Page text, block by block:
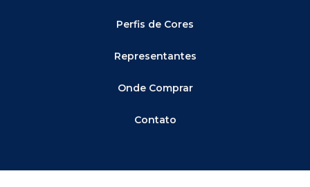
Perfis de Cores
Representantes
Onde Comprar
Contato